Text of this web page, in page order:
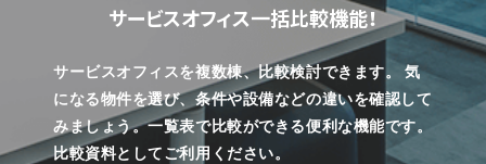
サービスオフィス一括比較機能！
サービスオフィスを複数棟、比較検討できます。
気
になる物件を選び、条件や設備などの違いを確認して
みましょう。一覧表で比較ができる便利な機能です。
比較資料としてご利用ください。